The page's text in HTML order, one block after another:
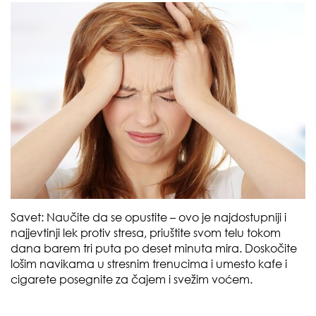
Savet: Naučite da se opustite – ovo je najdostupniji i
najjevtinji lek protiv stresa, priuštite svom telu tokom
dana barem tri puta po deset minuta mira. Doskočite
lošim navikama u stresnim trenucima i umesto kafe i
cigarete posegnite za čajem i svežim voćem.